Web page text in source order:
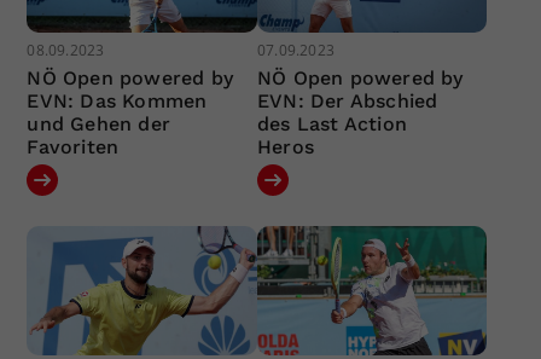
08.09.2023
NÖ Open powered by
EVN: Das Kommen
und Gehen der
Favoriten
07.09.2023
NÖ Open powered by
EVN: Der Abschied
des Last Action
Heros